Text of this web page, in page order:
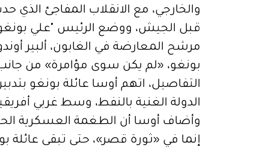
والخارجي، مع الانقلاب المفاجئ
قبل الجيش، ووضع الرئيس "علي بونغو"
مرشح المعارضة في الغابون، ألبير
بونغو، «لم يكن سوى مؤامرة» من
التفاصيل، اتهم أوسا عائلة بونغو
الدولة الغنية بالنفط، وسط غربي
وأضاف أوسا أن الطغمة العسكرية
إنما في «ثورة قصر»، حتى تبقى